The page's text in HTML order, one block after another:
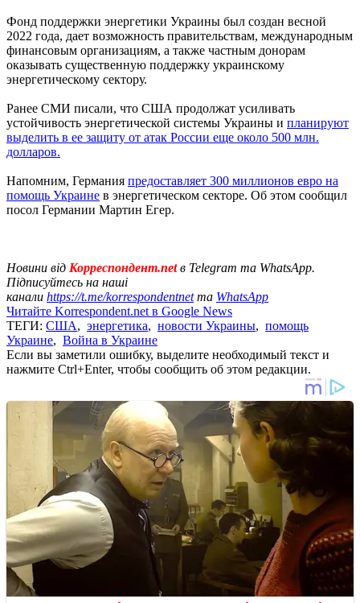
Фонд поддержки энергетики Украины был создан весной
2022 года, дает возможность правительствам, международным
финансовым организациям, а также частным донорам
оказывать существенную поддержку украинскому
энергетическому сектору.
Ранее СМИ писали, что США продолжат усиливать
устойчивость энергетической системы Украины и планируют
выделить в ее защиту от атак России еще около 500 млн.
долларов.
Напомним, Германия предоставляет 300 миллионов евро на
помощь Украине в энергетическом секторе. Об этом сообщил
посол Германии Мартин Егер.
Новини від Корреспондент.netв Telegram та WhatsApp.
Підписуйтесь на наші
канали https://t.me/korrespondentnetта WhatsApp
Читайте Korrespondent.net в Google News
ТЕГИ: США, энергетика, новости Украины, помощь
Украине, Война в Украине
Если вы заметили ошибку, выделите необходимый текст и
нажмите Ctrl+Enter, чтобы сообщить об этом редакции.